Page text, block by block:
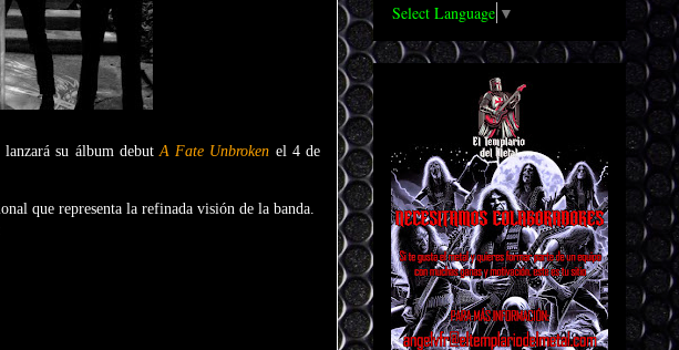
lanzará su álbum debutA Fate Unbroken el 4 de
que representa la refinada visión de la banda.
Select Language ▼